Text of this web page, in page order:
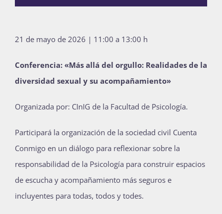
21 de mayo de 2026 | 11:00 a 13:00 h
Conferencia: «Más allá del orgullo: Realidades de la
diversidad sexual y su acompañamiento»
Organizada por: CInIG de la Facultad de Psicología.
Participará la organización de la sociedad civil Cuenta
Conmigo en un diálogo para reflexionar sobre la
responsabilidad de la Psicología para construir espacios
de escucha y acompañamiento más seguros e
incluyentes para todas, todos y todes.